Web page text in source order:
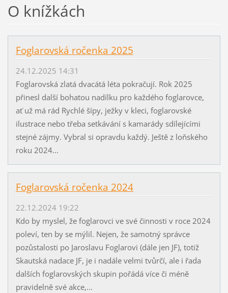
O knížkách
Foglarovská ročenka 2025
24.12.2025 14:31
Foglarovská zlatá dvacátá léta pokračují. Rok 2025
přinesl další bohatou nadílku pro každého foglarovce,
ať už má rád Rychlé šípy, ježky v kleci, foglarovské
ilustrace nebo třeba setkávání s kamarády sdílejícími
stejné zájmy. Vybral si opravdu každý. Ještě z loňského
roku 2024...
Foglarovská ročenka 2024
22.12.2024 19:22
Kdo by myslel, že foglarovci ve své činnosti v roce 2024
poleví, ten by se mýlil. Nejen, že samotný správce
pozůstalosti po Jaroslavu Foglarovi (dále jen JF), totiž
Skautská nadace JF, je i nadále velmi tvůrčí, ale i řada
dalších foglarovských skupin pořádá více či méně
pravidelně své akce,...